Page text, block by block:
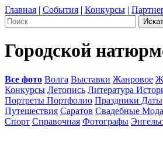
Главная | События | Конкурсы |
Городской
Все фото Волга Выставки Жанровое
Конкурсы Летопись Литература
Портреты Портфолио Праздники Даты
Путешествия Саратов Свадебные Мода
Спорт Справочная Фотографы Энгельс